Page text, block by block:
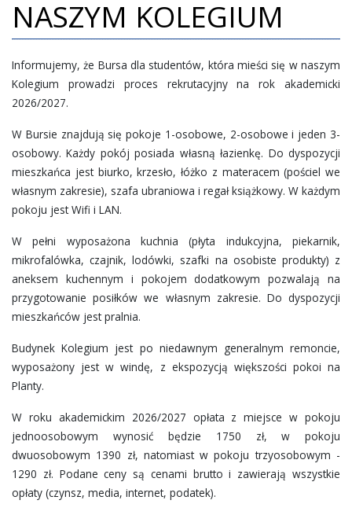
NASZYM KOLEGIUM
Informujemy, że Bursa dla studentów, która mieści się w naszym
Kolegium prowadzi proces rekrutacyjny na rok akademicki
2026/2027.
W Bursie znajdują się pokoje 1-osobowe, 2-osobowe i jeden 3-
osobowy. Każdy pokój posiada własną łazienkę. Do dyspozycji
mieszkańca jest biurko, krzesło, łóżko z materacem (pościel we
własnym zakresie), szafa ubraniowa i regał książkowy. W każdym
pokoju jest Wifi i LAN.
W pełni wyposażona kuchnia (płyta indukcyjna, piekarnik,
mikrofalówka, czajnik, lodówki, szafki na osobiste produkty) z
aneksem kuchennym i pokojem dodatkowym pozwalają na
przygotowanie posiłków we własnym zakresie. Do dyspozycji
mieszkańców jest pralnia.
Budynek Kolegium jest po niedawnym generalnym remoncie,
wyposażony jest w windę, z ekspozycją większości pokoi na
Planty.
W roku akademickim 2026/2027 opłata z miejsce w pokoju
jednoosobowym wynosić będzie 1750 zł, w pokoju
dwuosobowym 1390 zł, natomiast w pokoju trzyosobowym -
1290 zł. Podane ceny są cenami brutto i zawierają wszystkie
opłaty (czynsz, media, internet, podatek).